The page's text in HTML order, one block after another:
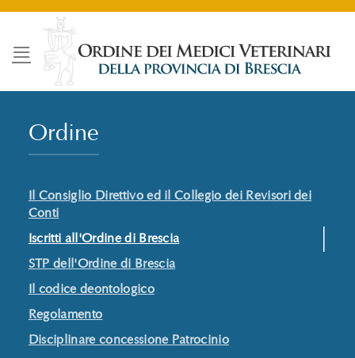
Salta
contenuti
Ordine
Il Consiglio Direttivo ed il Collegio dei Revisori dei
Conti
Iscritti all'Ordine di Brescia
STP dell'Ordine di Brescia
Il codice deontologico
Regolamento
Disciplinare concessione Patrocinio